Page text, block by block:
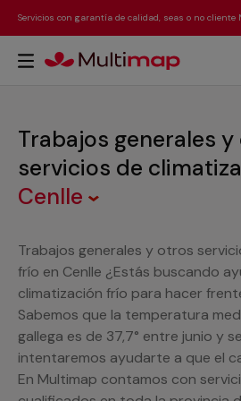
Servicios con garantía de calidad, seas o no cliente
Trabajos generales
servicios de
Cenlle
Trabajos generales y otros
frío en Cenlle ¿Estás buscando
climatización frío para hacer
Sabemos que la temperatura
gallega es de 37,7° entre junio y
intentaremos ayudarte a que el
En Multimap contamos con